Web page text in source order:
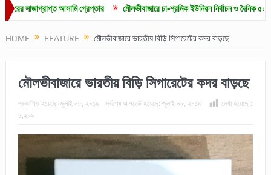
আসামি গ্রেপ্তার মৌলভীবাজারে চা-শ্রমিক ইউনিয়ন নির্বাচন ও দৈনিক ৫০০ টাকা
HOME FEATURE মৌলভীবাজারে ভারতীয় বিড়ি সিগারেটের কদর বাড়ছে
মৌলভীবাজারে ভারতীয় বিড়ি সিগারেটের কদর বাড়ছে
প্রকাশিত হয়েছে: জুলাই ০৮, ২০১৯ সর্বশেষ আপডেট হয়েছে: জুলাই ০৮, ২০১৯
দেখা হয়েছে :
৪,২৮৯